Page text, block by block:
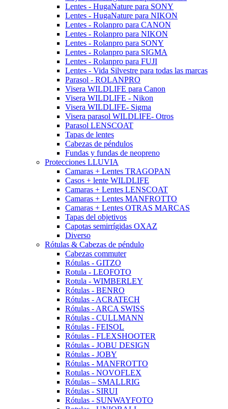
Lentes - HugaNature para SONY
Lentes - HugaNature para NIKON
Lentes - Rolanpro para CANON
Lentes - Rolanpro para NIKON
Lentes - Rolanpro para SONY
Lentes - Rolanpro para SIGMA
Lentes - Rolanpro para FUJI
Lentes - Vida Silvestre para todas las marcas
Parasol - ROLANPRO
Visera WILDLIFE para Canon
Visera WILDLIFE - Nikon
Visera WILDLIFE- Sigma
Visera parasol WILDLIFE- Otros
Parasol LENSCOAT
Tapas de lentes
Cabezas de péndulos
Fundas y fundas de neopreno
Protecciones LLUVIA
Camaras + Lentes TRAGOPAN
Casos + lente WILDLIFE
Camaras + Lentes LENSCOAT
Camaras + Lentes MANFROTTO
Camaras + Lentes OTRAS MARCAS
Tapas del objetivos
Capotas semirrígidas OXAZ
Diverso
Rótulas & Cabezas de péndulo
Cabezas commuter
Rótulas - GITZO
Rotula - LEOFOTO
Rotula - WIMBERLEY
Rótulas - BENRO
Rótulas - ACRATECH
Rótulas - ARCA SWISS
Rótulas - CULLMANN
Rótulas - FEISOL
Rótulas - FLEXSHOOTER
Rótulas - JOBU DESIGN
Rótulas - JOBY
Rótulas - MANFROTTO
Rotulas - NOVOFLEX
Rótulas – SMALLRIG
Rótulas - SIRUI
Rótulas - SUNWAYFOTO